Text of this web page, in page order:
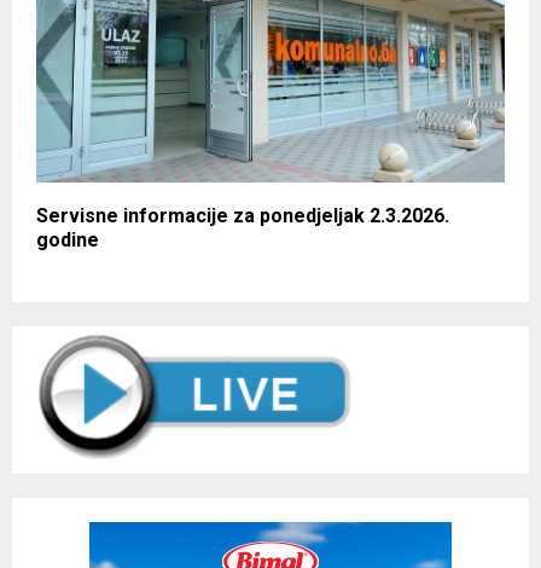
Servisne informacije za ponedjeljak 2.3.2026.
godine